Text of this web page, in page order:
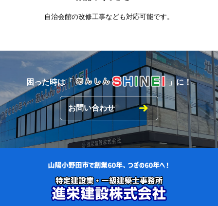
自治会館の改修工事なども対応可能です。
困った時は「 」に！
お問い合わせ